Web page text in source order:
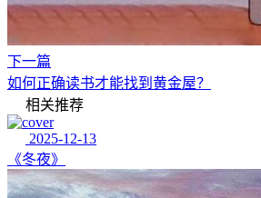
下一篇
如何正确读书才能找到黄金屋？
相关推荐
2025-12-13
《冬夜》